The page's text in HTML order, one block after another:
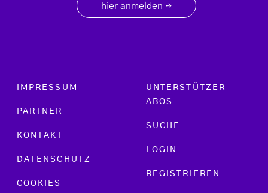
hier anmelden →
Footer menu
IMPRESSUM
PARTNER
KONTAKT
DATENSCHUTZ
COOKIES
UNTERSTÜTZER
ABOS
SUCHE
LOGIN
REGISTRIEREN